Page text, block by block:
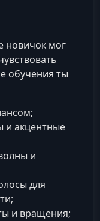
новичок мог
обучения ты
и акцентные
и
для
и вращения;